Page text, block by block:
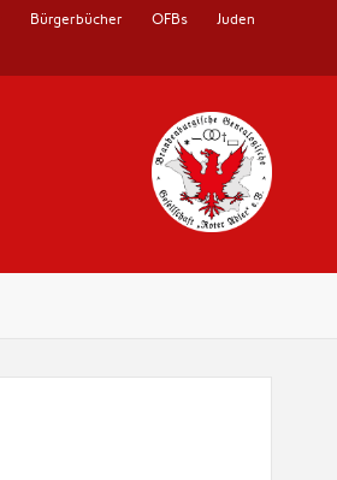
Bürgerbücher OFBs Juden